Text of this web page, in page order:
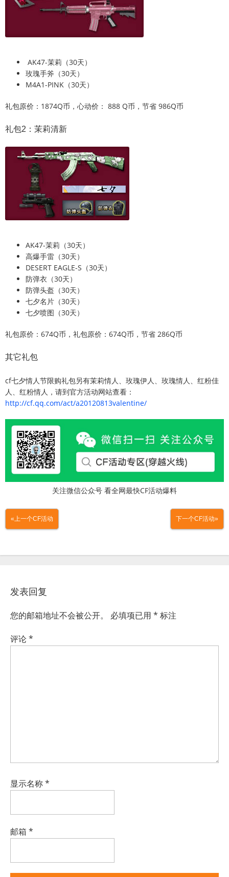
AK47-茉莉（30天）
玫瑰手斧（30天）
M4A1-PINK（30天）
礼包原价：1874Q币，心动价： 888 Q币，节省 986Q币
礼包2：茉莉清新
AK47-茉莉（30天）
高爆手雷（30天）
DESERT EAGLE-S（30天）
防弹衣（30天）
防弹头盔（30天）
七夕名片（30天）
七夕喷图（30天）
礼包原价：674Q币，礼包原价：674Q币，节省 286Q币
其它礼包
cf七夕情人节限购礼包另有茉莉情人、玫瑰伊人、玫瑰情人、红粉佳
人、红粉情人，请到官方活动网站查看：
http://cf.qq.com/act/a20120813valentine/
关注微信公众号 看全网最快CF活动爆料
«上一个CF活动 下一个CF活动»
发表回复
您的邮箱地址不会被公开。 必填项已用 * 标注
评论*
显示名称*
邮箱 *